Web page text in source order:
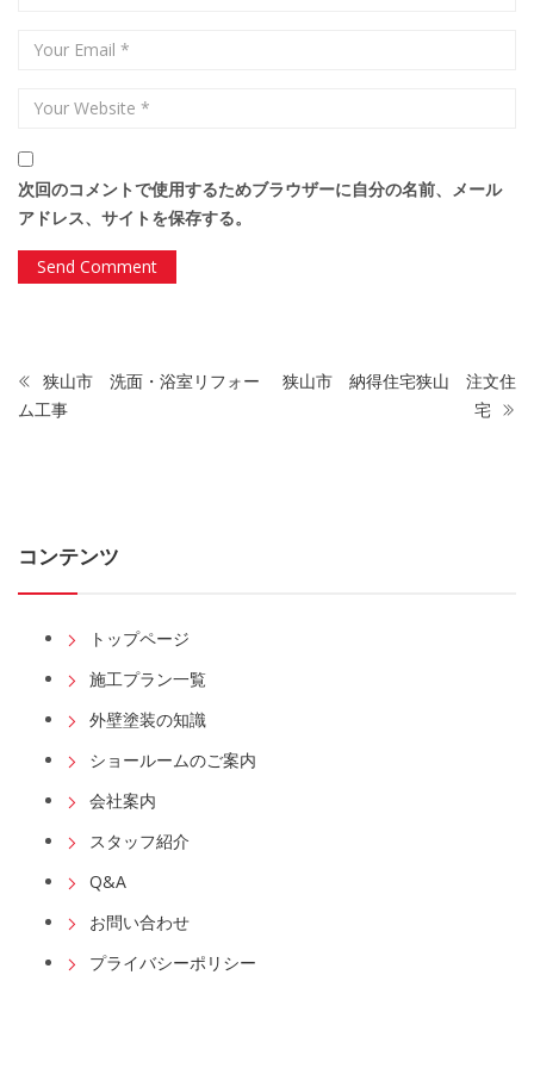
次回のコメントで使用するためブラウザーに自分の名前、メール
アドレス、サイトを保存する。
狭山市 洗面・浴室リフォー
ム工事
狭山市 納得住宅狭山 注文住
宅
コンテンツ
トップページ
施工プラン一覧
外壁塗装の知識
ショールームのご案内
会社案内
スタッフ紹介
Q&A
お問い合わせ
プライバシーポリシー